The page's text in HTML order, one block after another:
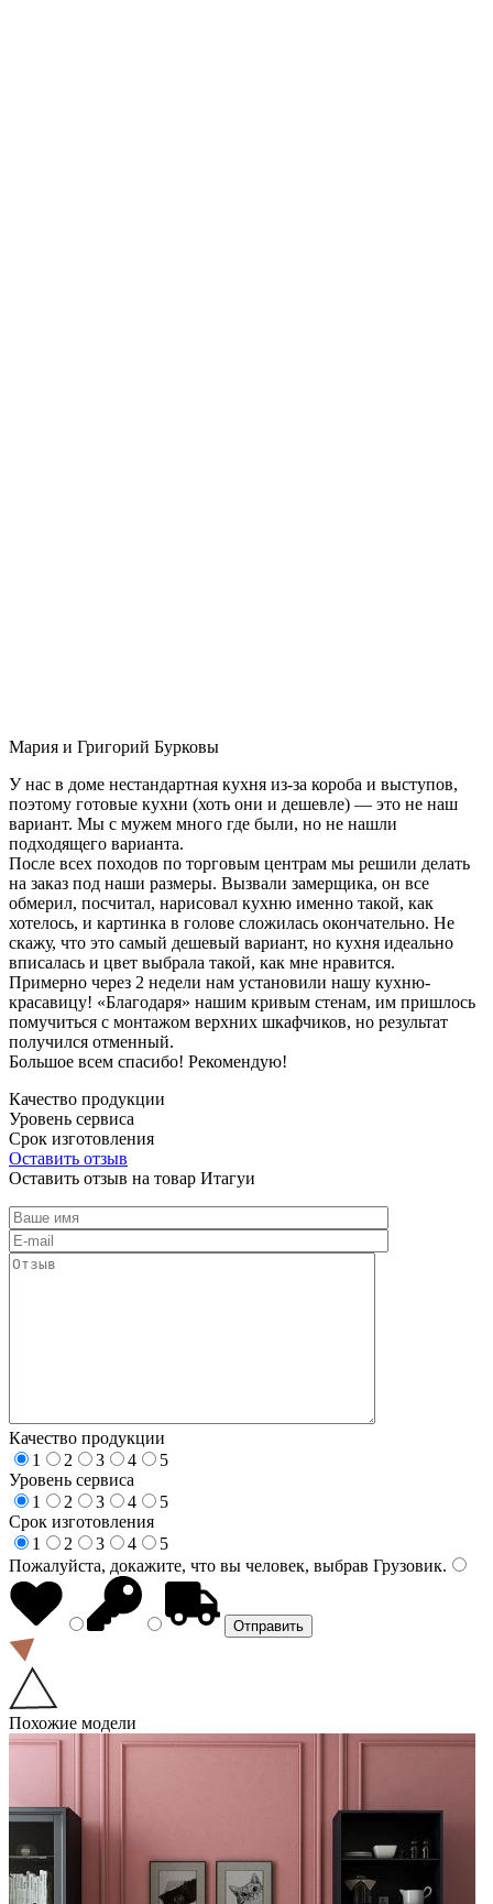
Мария и Григорий Бурковы
У нас в доме нестандартная кухня из-за короба и выступов,
поэтому готовые кухни (хоть они и дешевле) — это не наш
вариант. Мы с мужем много где были, но не нашли
подходящего варианта.
После всех походов по торговым центрам мы решили делать
на заказ под наши размеры. Вызвали замерщика, он все
обмерил, посчитал, нарисовал кухню именно такой, как
хотелось, и картинка в голове сложилась окончательно. Не
скажу, что это самый дешевый вариант, но кухня идеально
вписалась и цвет выбрала такой, как мне нравится.
Примерно через 2 недели нам установили нашу кухню-
красавицу! «Благодаря» нашим кривым стенам, им пришлось
помучиться с монтажом верхних шкафчиков, но результат
получился отменный.
Большое всем спасибо! Рекомендую!
Качество продукции
Уровень сервиса
Срок изготовления
Оставить отзыв
Оставить отзыв на товар Итагуи
Качество продукции
1
2 3 4
5
Уровень сервиса
1
2 3 4
5
Срок изготовления
1
2 3 4
5
Пожалуйста, докажите, что вы человек, выбрав Грузовик.
Похожие модели